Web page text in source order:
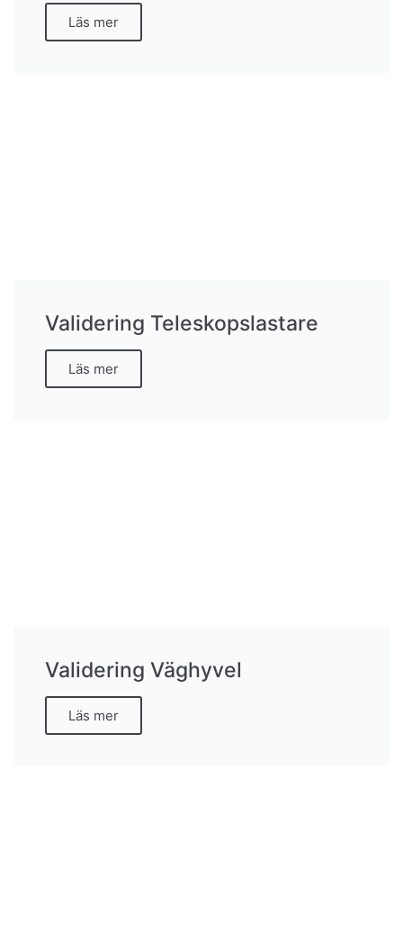
Läs mer
Validering Teleskopslastare
Läs mer
Validering Väghyvel
Läs mer